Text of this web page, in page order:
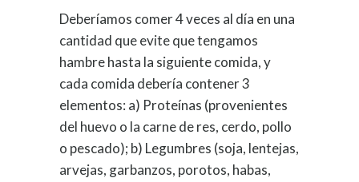
Deberíamos comer 4 veces al día en una
cantidad que evite que tengamos
hambre hasta la siguiente comida, y
cada comida debería contener 3
elementos: a) Proteínas (provenientes
del huevo o la carne de res, cerdo, pollo
o pescado); b) Legumbres (soja, lentejas,
arvejas, garbanzos, porotos, habas,